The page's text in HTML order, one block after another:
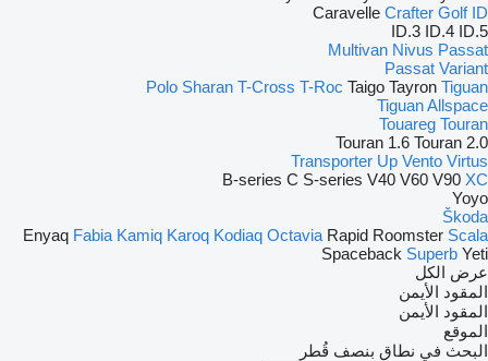
Caravelle Crafter Golf ID
ID.3 ID.4 ID.5
Multivan Nivus Passat
Passat Variant
Polo Sharan T-Cross T-Roc Taigo Tayron Tiguan
Tiguan Allspace
Touareg Touran
Touran 1.6 Touran 2.0
Transporter Up Vento Virtus
B-series C S-series V40 V60 V90 XC
Yoyo
Škoda
Enyaq Fabia Kamiq Karoq Kodiaq Octavia Rapid Roomster Scala
Spaceback Superb Yeti
عرض الكل
المقود الأيمن
المقود الأيمن
الموقع
البحث في نطاق بنصف قُطر